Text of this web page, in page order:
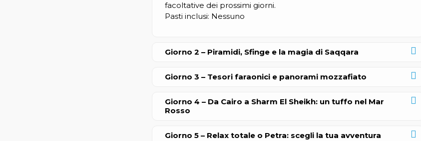
facoltative dei prossimi giorni.
Pasti inclusi: Nessuno
Giorno 2 – Piramidi, Sfinge e la magia di Saqqara
Giorno 3 – Tesori faraonici e panorami mozzafiato
Giorno 4 – Da Cairo a Sharm El Sheikh: un tuffo nel Mar
Rosso
Giorno 5 – Relax totale o Petra: scegli la tua avventura